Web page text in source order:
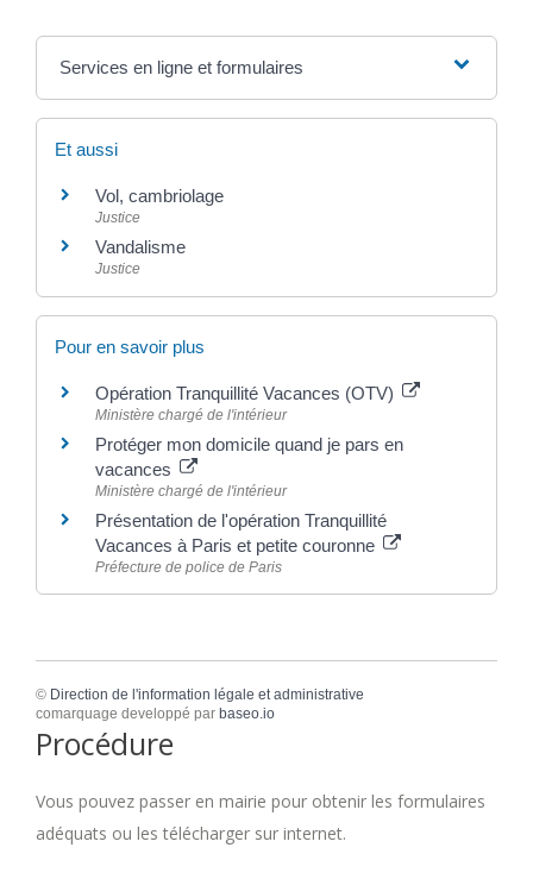
Services en ligne et formulaires
Et aussi
Vol, cambriolage
Justice
Vandalisme
Justice
Pour en savoir plus
Opération Tranquillité Vacances (OTV)
Ministère chargé de l'intérieur
Protéger mon domicile quand je pars en
vacances
Ministère chargé de l'intérieur
Présentation de l'opération Tranquillité
Vacances à Paris et petite couronne
Préfecture de police de Paris
© Direction de l'information légale et administrative
comarquage developpé par baseo.io
Procédure
Vous pouvez passer en mairie pour obtenir les formulaires
adéquats ou les télécharger sur internet.